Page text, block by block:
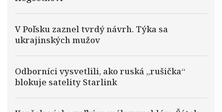
V Poľsku zaznel tvrdý návrh. Týka sa
ukrajinských mužov
Odborníci vysvetlili, ako ruská „rušička“
blokuje satelity Starlink